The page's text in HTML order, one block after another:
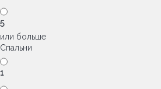
5
или больше
Спальни
1